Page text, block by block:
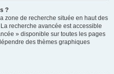
?
zone de recherche située en haut des
recherche avancée est accessible
» disponible sur toutes les pages
des thèmes graphiques